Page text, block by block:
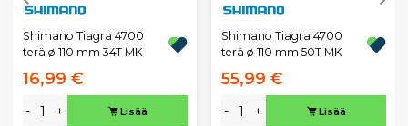
Shimano Tiagra 4700
terä ø 110 mm 34T MK
16,99 €
- + Lisää
Shimano Tiagra 4700
terä ø 110 mm 50T MK
55,99 €
- + Lisää